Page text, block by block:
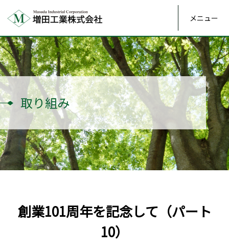
メニュー
取り組み
創業101周年を記念して（パート
10）